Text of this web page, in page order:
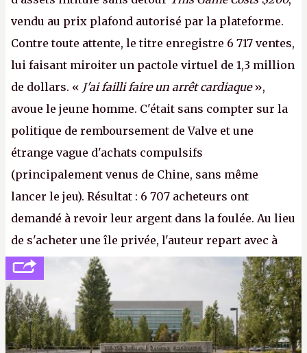
vendu au prix plafond autorisé par la plateforme.
Contre toute attente, le titre enregistre 6 717 ventes,
lui faisant miroiter un pactole virtuel de 1,3 million
de dollars. « J'ai failli faire un arrêt cardiaque»,
avoue le jeune homme. C'était sans compter sur la
politique de remboursement de Valve et une
étrange vague d'achats compulsifs
(principalement venus de Chine, sans même
lancer le jeu). Résultat : 6 707 acheteurs ont
demandé à revoir leur argent dans la foulée. Au lieu
de s'acheter une île privée, l'auteur repart avec à
peine 2 000 dollars en poche. C'est toujours plus
cher payé que le temps passé à dev, mais ça
apprendra aux petits malins qu'on ne braque pas
Gabe Newell aussi facilement.P.